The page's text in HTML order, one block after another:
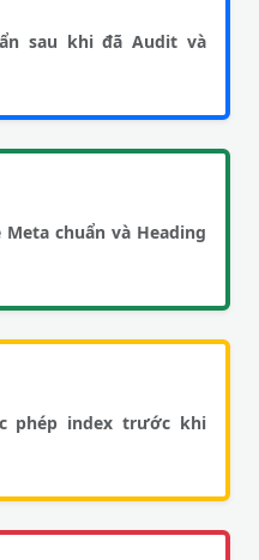
sau khi đã Audit và
chuẩn và Heading
phép index trước khi